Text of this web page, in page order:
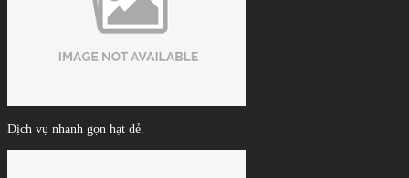
Dịch vụ nhanh gọn hạt dẻ.